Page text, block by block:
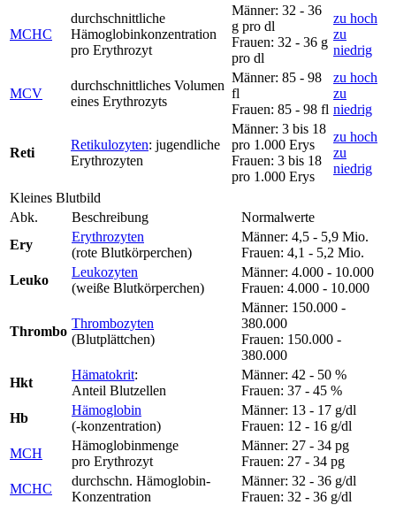
MCHC
durchschnittliche
Hämoglobinkonzentration
pro Erythrozyt
Männer: 32 - 36
g pro dl
Frauen: 32 - 36 g
pro dl
zu hoch
zu
niedrig
MCV
durchschnittliches Volumen
eines Erythrozyts
Männer: 85 - 98
fl
Frauen: 85 - 98 fl
zu hoch
zu
niedrig
Reti
Retikulozyten: jugendliche
Erythrozyten
Männer: 3 bis 18
pro 1.000 Erys
Frauen: 3 bis 18
pro 1.000 Erys
zu hoch
zu
niedrig
Kleines Blutbild
Abk.
Beschreibung
Normalwerte
Ery
Erythrozyten
(rote Blutkörperchen)
Männer: 4,5 - 5,9 Mio.
Frauen: 4,1 - 5,2 Mio.
Leuko
Leukozyten
(weiße Blutkörperchen)
Männer: 4.000 - 10.000
Frauen: 4.000 - 10.000
Thrombo
Thrombozyten
(Blutplättchen)
Männer: 150.000 -
380.000
Frauen: 150.000 -
380.000
Hkt
Hämatokrit:
Anteil Blutzellen
Männer: 42 - 50 %
Frauen: 37 - 45 %
Hb
Hämoglobin
(-konzentration)
Männer: 13 - 17 g/dl
Frauen: 12 - 16 g/dl
MCH
Hämoglobinmenge
pro Erythrozyt
Männer: 27 - 34 pg
Frauen: 27 - 34 pg
MCHC
durchschn. Hämoglobin-
Konzentration
Männer: 32 - 36 g/dl
Frauen: 32 - 36 g/dl